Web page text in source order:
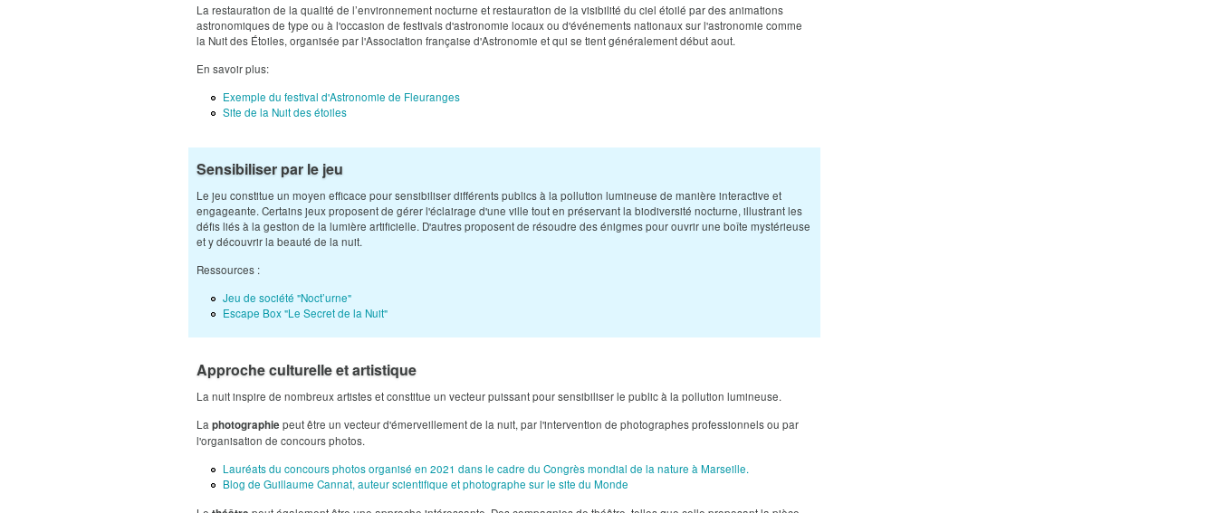
La restauration de la qualité de l’environnement nocturne et restauration de la visibilité du ciel étoilé par des animations
astronomiques de type ou à l'occasion de festivals d'astronomie locaux ou d'événements nationaux sur l'astronomie comme
la Nuit des Étoiles, organisée par l'Association française d'Astronomie et qui se tient généralement début aout.
En savoir plus:
Exemple du festival d'Astronomie de Fleuranges
Site de la Nuit des étoiles
Sensibiliser par le jeu
Le jeu constitue un moyen efficace pour sensibiliser différents publics à la pollution lumineuse de manière interactive et
engageante. Certains jeux proposent de gérer l'éclairage d'une ville tout en préservant la biodiversité nocturne, illustrant les
défis liés à la gestion de la lumière artificielle.​ D'autres proposent de résoudre des énigmes pour ouvrir une boîte mystérieuse
et y découvrir la beauté de la nuit.
Ressources :
Jeu de société "Noct’urne"
Escape Box "Le Secret de la Nuit"
Approche culturelle et artistique
La nuit inspire de nombreux artistes et constitue un vecteur puissant pour sensibiliser le public à la pollution lumineuse.
La photographie peut être un vecteur d'émerveillement de la nuit, par l'intervention de photographes professionnels ou par
l'organisation de concours photos.
Lauréats du concours photos organisé en 2021 dans le cadre du Congrès mondial de la nature à Marseille.
Blog de Guillaume Cannat, auteur scientifique et photographe sur le site du Monde